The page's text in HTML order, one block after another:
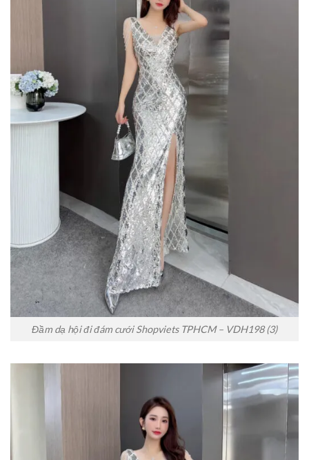
Đầm dạ hội đi đám cưới Shopviets TPHCM – VDH198 (3)